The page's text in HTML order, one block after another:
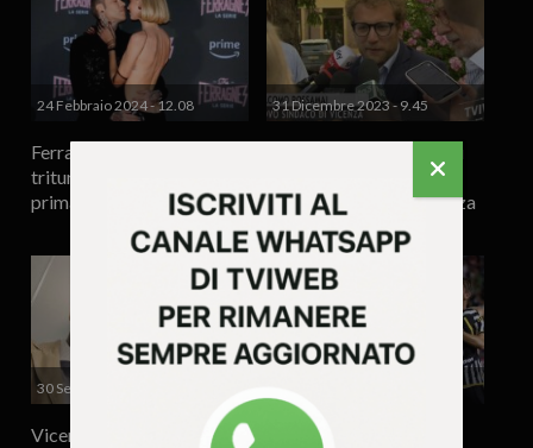
24 Febbraio 2024 - 12.08
Ferragnez pulp: come
triturare il “mostro” in
prima pagina
31 Dicembre 2023 - 9.45
Rucco e il bene di Vicenza
30 Settembre 2023 - 10.30
Vicenza- Sbatti Bertasi in
Juventus, gli agguati